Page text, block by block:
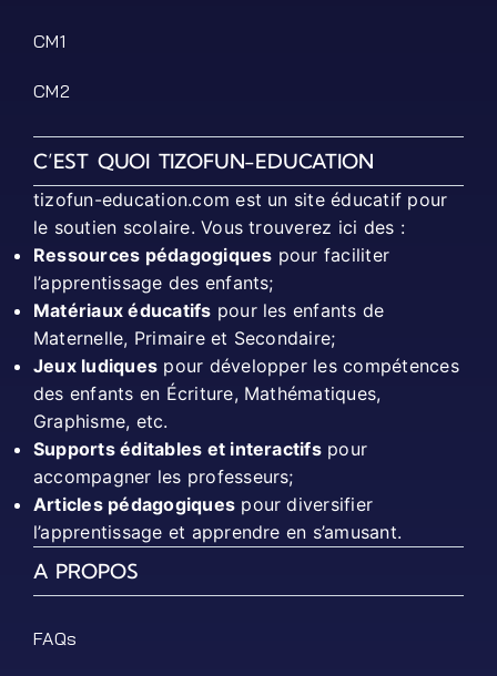
CM1
CM2
C’EST QUOI TIZOFUN-EDUCATION
tizofun-education.com est un site éducatif pour
le soutien scolaire. Vous trouverez ici des :
Ressources pédagogiques pour faciliter
l’apprentissage des enfants;
Matériaux éducatifs pour les enfants de
Maternelle, Primaire et Secondaire;
Jeux ludiques pour développer les compétences
des enfants en Écriture, Mathématiques,
Graphisme, etc.
Supports éditables et interactifspour
accompagner les professeurs;
Articles pédagogiques pour diversifier
l’apprentissage et apprendre en s’amusant.
A PROPOS
FAQs